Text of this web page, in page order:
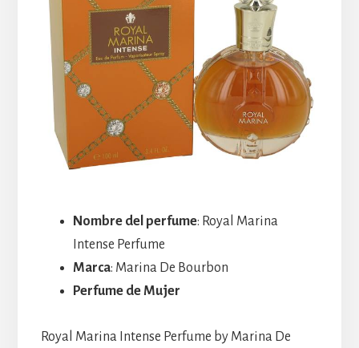
Nombre del perfume: Royal Marina
Intense Perfume
Marca: Marina De Bourbon
Perfume de Mujer
Royal Marina Intense Perfume by Marina De